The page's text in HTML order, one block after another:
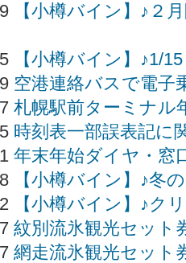
【小樽バイン】♪
【小樽バイン】♪1/
空港連絡バスで電子
札幌駅前ターミナル
時刻表一部誤表記に
年末年始ダイヤ・窓
【小樽バイン】♪冬
【小樽バイン】♪ク
紋別流氷観光セット
網走流氷観光セット